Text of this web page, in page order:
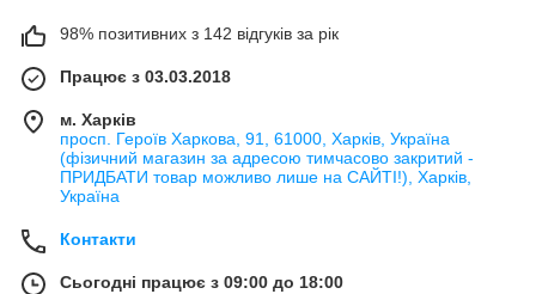
98% позитивних з 142 відгуків за рік
Працює з 03.03.2018
м. Харків
просп. Героїв Харкова, 91, 61000, Харків, Україна
(фізичний магазин за адресою тимчасово закритий -
ПРИДБАТИ товар можливо лише на САЙТІ!), Харків,
Україна
Контакти
Сьогодні працює з 09:00 до 18:00